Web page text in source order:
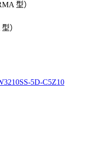
型）
）
5D-C5Z10